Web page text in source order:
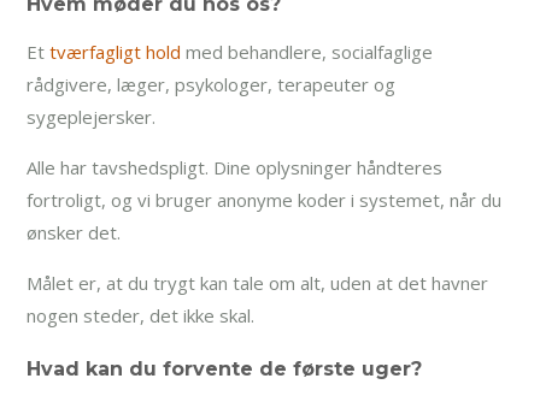
Ettværfagligt hold med behandlere, socialfaglige
rådgivere, læger, psykologer, terapeuter og
sygeplejersker.
Alle har tavshedspligt. Dine oplysninger håndteres
fortroligt, og vi bruger anonyme koder i systemet, når du
ønsker det.
Målet er, at du trygt kan tale om alt, uden at det havner
nogen steder, det ikke skal.
Hvad kan du forvente de første uger?